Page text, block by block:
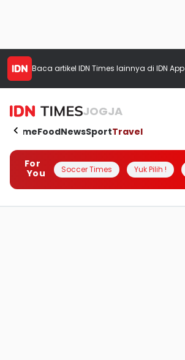
Baca artikel IDN Times lainnya di IDN App
JOGJA
HomeFoodNewsSportTravel
For
You
Soccer Times Yuk Pilih !